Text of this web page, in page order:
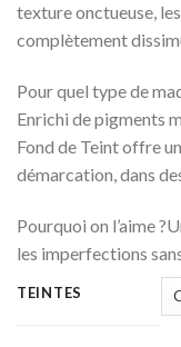
texture onctueuse,
complètement
Pour quel type de
Enrichi de pigments
Fond de Teint offre
démarcation, dans
Pourquoi on l’aime ?
les imperfections
TEINTES